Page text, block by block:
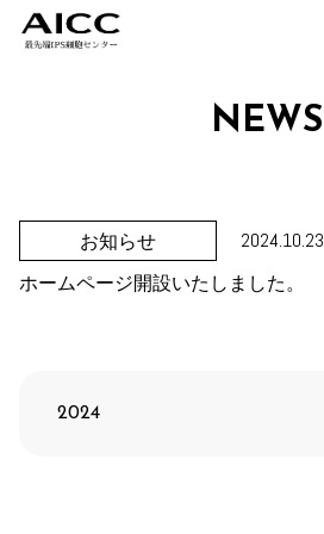
NEWS
お知らせ 2024.10.23
ホームページ開設いたしました。
2024